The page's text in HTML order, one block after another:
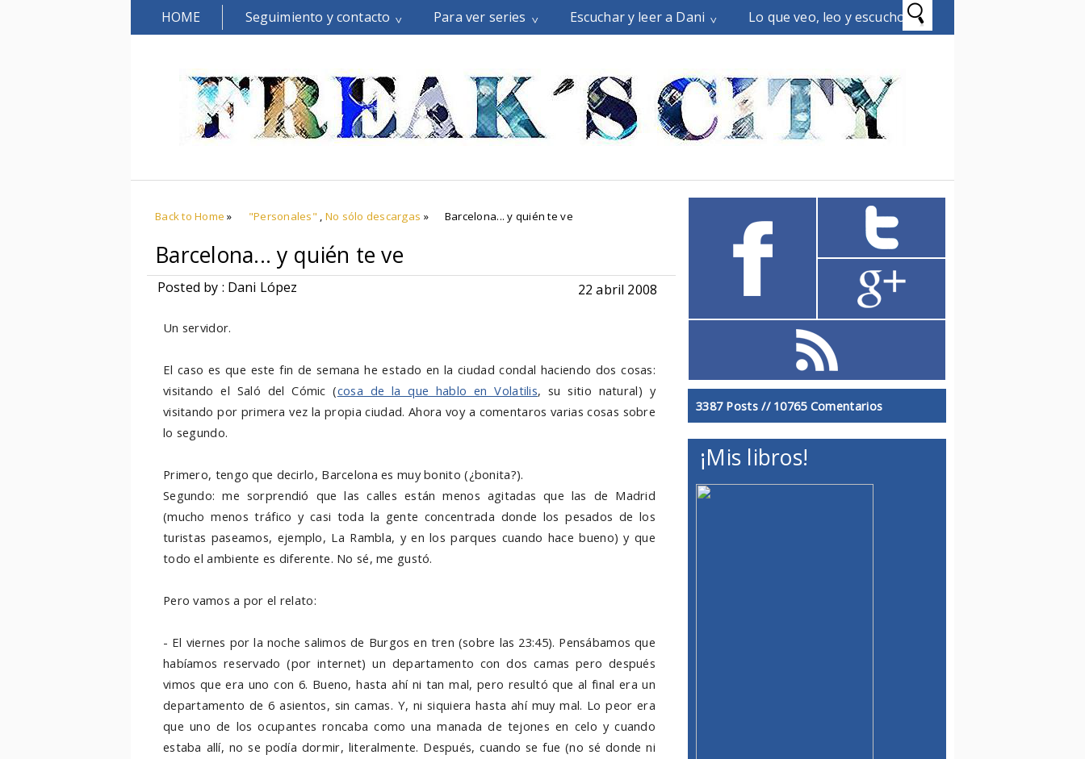
HOME Seguimiento y contacto Para ver series Escuchar y leer a Dani Lo que veo, leo y escucho
Back to Home » "Personales" , No sólo descargas » Barcelona... y quién te ve
Barcelona... y quién te ve
Posted by : Dani López 22 abril 2008
Un servidor.
El caso es que este fin de semana he estado en la ciudad condal haciendo dos cosas:
visitando el Saló del Cómic (cosa de la que hablo en Volatilis, su sitio natural) y
visitando por primera vez la propia ciudad. Ahora voy a comentaros varias cosas sobre
lo segundo.
Primero, tengo que decirlo, Barcelona es muy bonito (¿bonita?).
Segundo: me sorprendió que las calles están menos agitadas que las de Madrid
(mucho menos tráfico y casi toda la gente concentrada donde los pesados de los
turistas paseamos, ejemplo, La Rambla, y en los parques cuando hace bueno) y que
todo el ambiente es diferente. No sé, me gustó.
Pero vamos a por el relato:
- El viernes por la noche salimos de Burgos en tren (sobre las 23:45). Pensábamos que
habíamos reservado (por internet) un departamento con dos camas pero después
vimos que era uno con 6. Bueno, hasta ahí ni tan mal, pero resultó que al final era un
departamento de 6 asientos, sin camas. Y, ni siquiera hasta ahí muy mal. Lo peor era
que uno de los ocupantes roncaba como una manada de tejones en celo y cuando
estaba allí, no se podía dormir, literalmente. Después, cuando se fue (no sé donde ni
3387 Posts // 10765 Comentarios
¡Mis libros!